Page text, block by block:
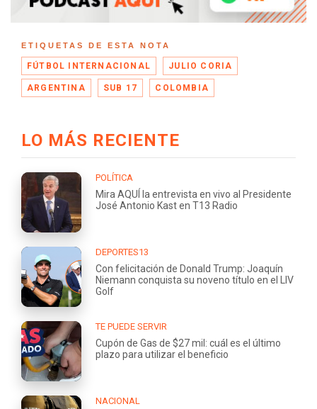
ETIQUETAS DE ESTA NOTA
FÚTBOL INTERNACIONAL JULIO CORIA
ARGENTINA SUB 17 COLOMBIA
LO MÁS RECIENTE
POLÍTICA
Mira AQUÍ la entrevista en vivo al Presidente
José Antonio Kast en T13 Radio
DEPORTES13
Con felicitación de Donald Trump: Joaquín
Niemann conquista su noveno título en el LIV
Golf
TE PUEDE SERVIR
Cupón de Gas de $27 mil: cuál es el último
plazo para utilizar el beneficio
NACIONAL